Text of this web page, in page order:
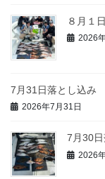
８月１
2026
7月31日落とし込み
2026年7月31日
7月30
2026